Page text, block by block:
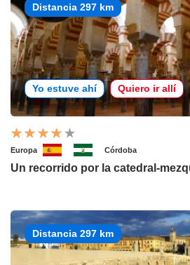
Distancia 297 km
Yo estuve ahí Quiero ir allí
Europa Córdoba
Un recorrido por la catedral-
Distancia 297 km